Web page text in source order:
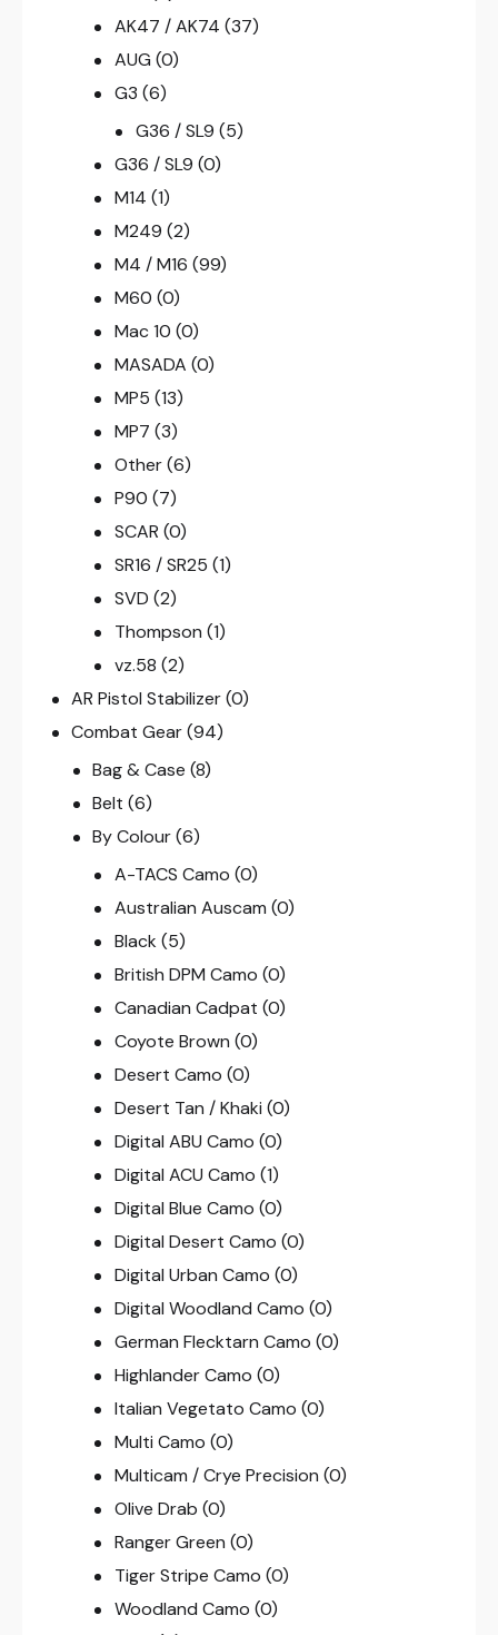
AK47 / AK74 (37)
AUG (0)
G3 (6)
G36 / SL9 (5)
G36 / SL9 (0)
M14 (1)
M249 (2)
M4 / M16 (99)
M60 (0)
Mac 10 (0)
MASADA (0)
MP5 (13)
MP7 (3)
Other (6)
P90 (7)
SCAR (0)
SR16 / SR25 (1)
SVD (2)
Thompson (1)
vz.58 (2)
AR Pistol Stabilizer(0)
Combat Gear(94)
Bag & Case (8)
Belt (6)
By Colour (6)
A-TACS Camo (0)
Australian Auscam (0)
Black (5)
British DPM Camo (0)
Canadian Cadpat (0)
Coyote Brown (0)
Desert Camo (0)
Desert Tan / Khaki (0)
Digital ABU Camo (0)
Digital ACU Camo (1)
Digital Blue Camo (0)
Digital Desert Camo (0)
Digital Urban Camo (0)
Digital Woodland Camo (0)
German Flecktarn Camo (0)
Highlander Camo (0)
Italian Vegetato Camo (0)
Multi Camo (0)
Multicam / Crye Precision (0)
Olive Drab (0)
Ranger Green (0)
Tiger Stripe Camo (0)
Woodland Camo (0)